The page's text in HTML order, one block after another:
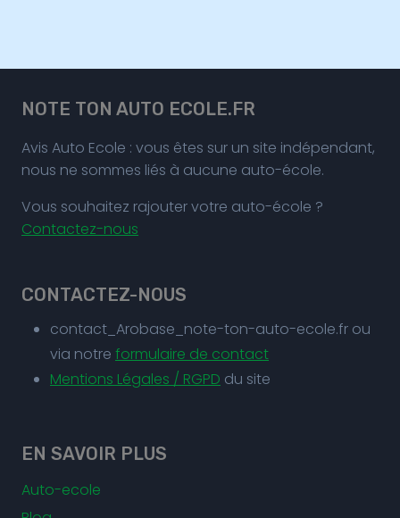
NOTE TON AUTO ECOLE.FR
Avis Auto Ecole : vous êtes sur un site indépendant,
nous ne sommes liés à aucune auto-école.
Vous souhaitez rajouter votre auto-école ?
Contactez-nous
CONTACTEZ-NOUS
contact_Arobase_note-ton-auto-ecole.fr ou
via notre formulaire de contact
Mentions Légales / RGPD du site
EN SAVOIR PLUS
Auto-ecole